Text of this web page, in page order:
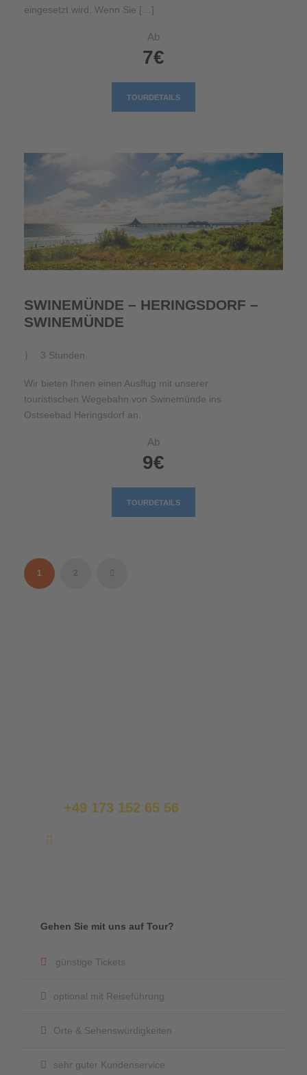
eingesetzt wird. Wenn Sie […]
Ab
7€
TOURDETAILS
SWINEMÜNDE – HERINGSDORF –
SWINEMÜNDE
3 Stunden
Wir bieten Ihnen einen Ausflug mit unserer
touristischen Wegebahn von Swinemünde ins
Ostseebad Heringsdorf an.
Ab
9€
TOURDETAILS
1 2
+49 173 152 65 56
Gehen Sie mit uns auf Tour?
günstige Tickets
optional mit Reiseführung
Orte & Sehenswürdigkeiten
sehr guter Kundenservice